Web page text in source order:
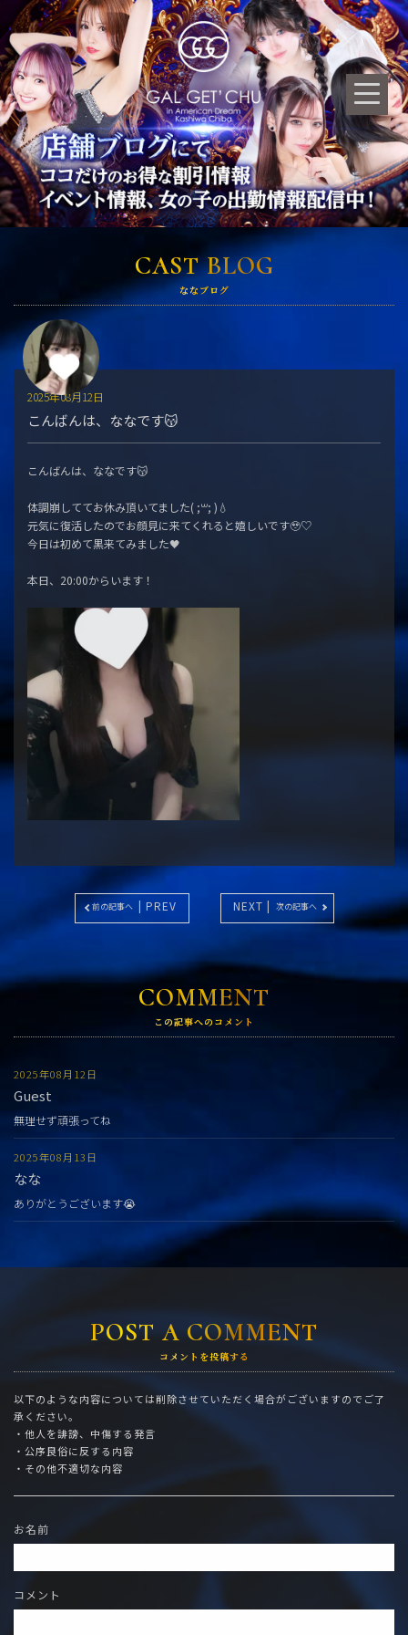
CAST BLOG
ななブログ
こんばんは、ななです😽
2025年08月12日
こんばんは、ななです😽
体調崩しててお休み頂いてました( ;꒳​; )💧
元気に復活したのでお顔見に来てくれると嬉しいです🥹♡
今日は初めて黒来てみました🖤
本日、20:00からいます！
前の記事へ | PREV NEXT | 次の記事へ
COMMENT
この記事へのコメント
2025年08月12日
Guest
無理せず頑張ってね
2025年08月13日
なな
ありがとうございます😭
POST A COMMENT
コメントを投稿する
以下のような内容については削除させていただく場合がございますのでご了
承ください。
・他人を誹謗、中傷する発言
・公序良俗に反する内容
・その他不適切な内容
お名前
コメント